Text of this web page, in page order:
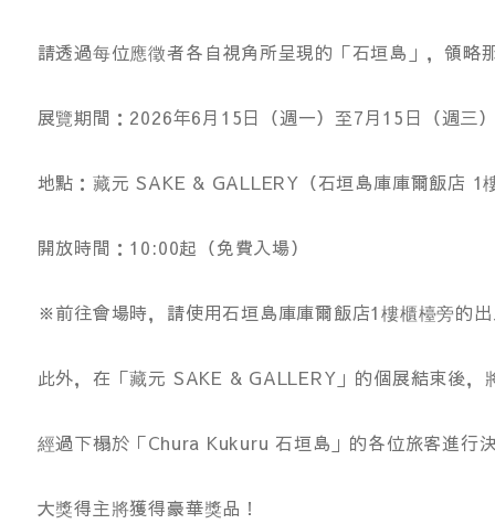
請透過每位應徵者各自視角所呈現的「石垣島」，領
展覽期間：2026年6月15日（週一）至7月15日（週三
地點：藏元 SAKE & GALLERY（石垣島庫庫爾飯店 1
開放時間：10:00起（免費入場）
※前往會場時，請使用石垣島庫庫爾飯店1樓櫃檯旁的
此外，在「藏元 SAKE & GALLERY」的個展結束後
經過下榻於「Chura Kukuru 石垣島」的各位旅客進行
大獎得主將獲得豪華獎品！